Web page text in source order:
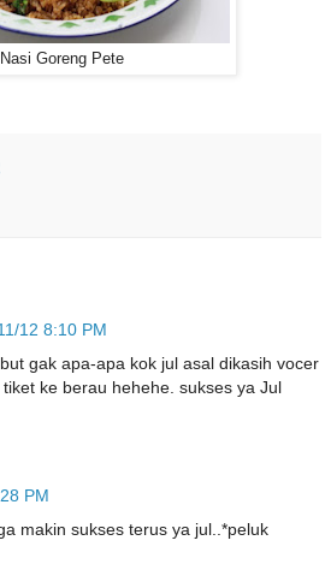
Nasi Goreng Pete
12 8:10 PM
gak apa-apa kok jul asal dikasih vocer
ke berau hehehe. sukses ya Jul
PM
makin sukses terus ya jul..*peluk